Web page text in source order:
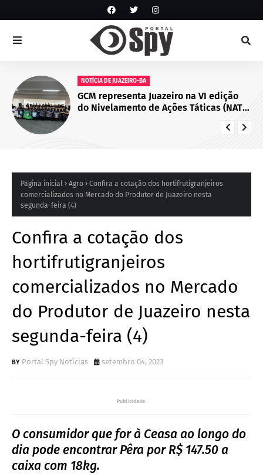
NOTÍCIA DE JUAZEIRO-BA
GCM representa Juazeiro na VI edição
do Nivelamento de Ações Táticas (NAT-
Página inicial Agro
Confira a cotação dos hortifrutigranjeiros
comercializados no Mercado do Produtor de Juazeiro nesta
segunda-feira (4)
Confira a cotação dos
hortifrutigranjeiros
comercializados no Mercado
do Produtor de Juazeiro nesta
segunda-feira (4)
Portal Spy Notícias setembro 04, 2023
Publicidade:
O consumidor que for à Ceasa ao longo do
dia pode encontrar Pêra por R$ 147.50 a
caixa com 18kg.